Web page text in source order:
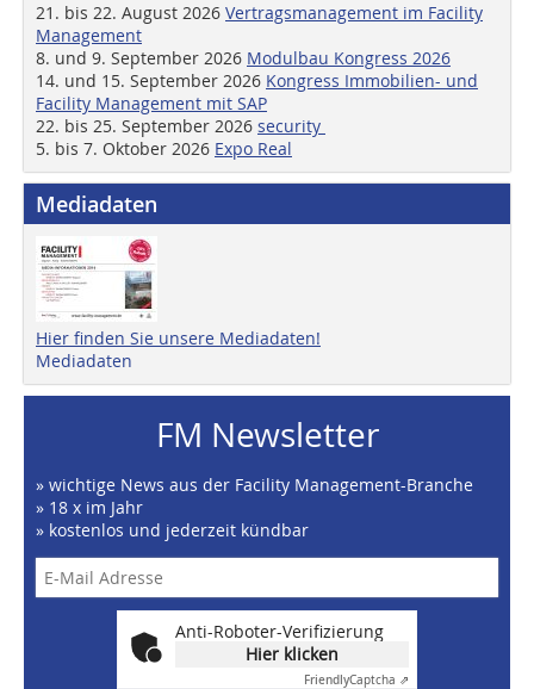
21. bis 22. August 2026 Vertragsmanagement im Facility
Management
8. und 9. September 2026 Modulbau Kongress 2026
14. und 15. September 2026 Kongress Immobilien- und
Facility Management mit SAP
22. bis 25. September 2026 security
5. bis 7. Oktober 2026 Expo Real
Mediadaten
Hier finden Sie unsere Mediadaten!
Mediadaten
FM Newsletter
» wichtige News aus der Facility Management-Branche
» 18 x im Jahr
» kostenlos und jederzeit kündbar
Anti-Roboter-Verifizierung
Hier klicken
FriendlyCaptcha ⇗